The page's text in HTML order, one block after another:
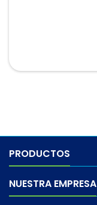
PRODUCTOS
NUESTRA EMPRESA